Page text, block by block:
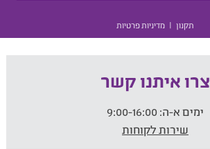
תקנון | מדיניות פרטיות
צרו איתנו קשר
ימים א-ה:
שירות לקוחות